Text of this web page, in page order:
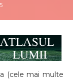
(cele mai multe